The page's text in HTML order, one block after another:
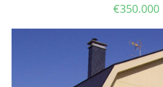
€350.000